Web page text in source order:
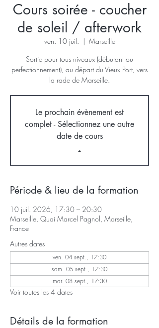
Cours soirée - coucher
de soleil / afterwork
ven. 10 juil.
  |
Marseille
Sortie pour tous niveaux (débutant ou
perfectionnement), au départ du Vieux Port, vers
la rade de Marseille.
Le prochain évènement est
complet - Sélectionnez une autre
date de cours
.
Période & lieu de la formation
10 juil. 2026, 17:30 – 20:30
Marseille, Quai Marcel Pagnol, Marseille,
France
Autres dates
ven. 04 sept., 17:30
sam. 05 sept., 17:30
mar. 08 sept., 17:30
Voir toutes les 4 dates
Détails de la formation